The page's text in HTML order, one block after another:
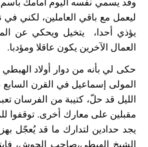
وقد يسمي نفسه اليوم أمامك باسم
ليعمل مع باقي العاملين، لكني
يؤذي أحدا،
يتخيل ويحكي عن
العمال الآخرين يكون عاقلا ومؤدبا.
حكى لي بأنه من دوار أولاد
المولى إسماعيل في القرن
الليل قد حلّ، كتيبة من الفرسان
مقبلين على معارك أخرى. توقفوا
يجد حدادين لتدارك ما قد يُعجّل
الشيخ الهبطي،صاحب الحوش،